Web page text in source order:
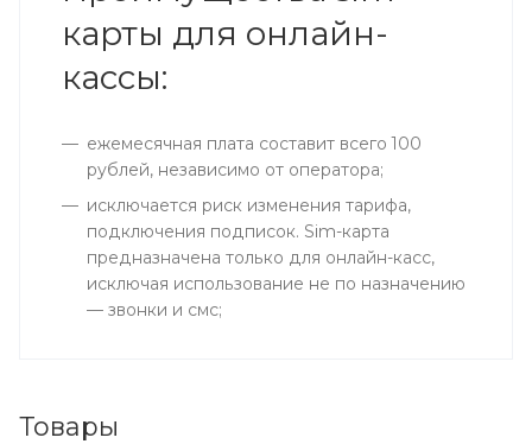
карты для онлайн-
кассы:
ежемесячная плата составит всего 100
рублей, независимо от оператора;
исключается риск изменения тарифа,
подключения подписок. Sim-карта
предназначена только для онлайн-касс,
исключая использование не по назначению
— звонки и смс;
Товары